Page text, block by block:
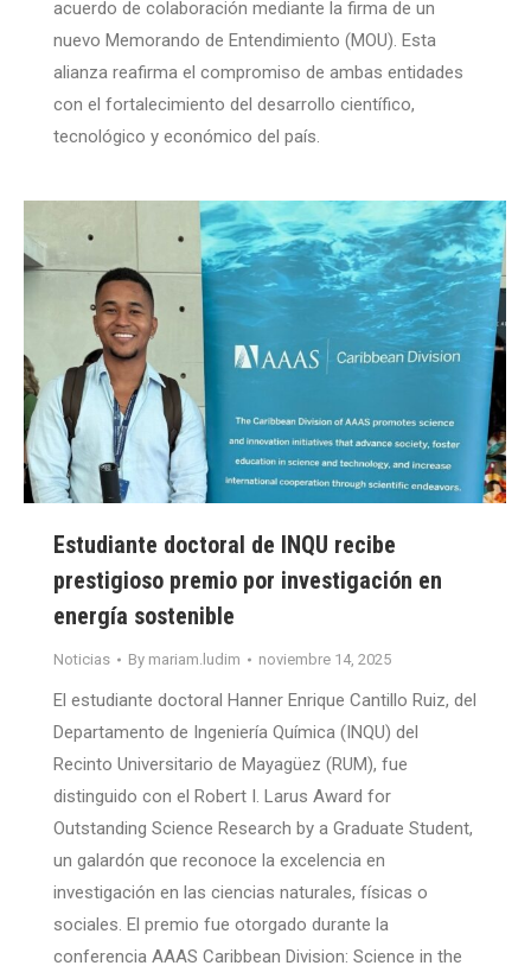
acuerdo de colaboración mediante la firma de un
nuevo Memorando de Entendimiento (MOU). Esta
alianza reafirma el compromiso de ambas entidades
con el fortalecimiento del desarrollo científico,
tecnológico y económico del país.
Estudiante doctoral de INQU recibe
prestigioso premio por investigación en
energía sostenible
Noticias By mariam.ludim noviembre 14, 2025
El estudiante doctoral Hanner Enrique Cantillo Ruiz, del
Departamento de Ingeniería Química (INQU) del
Recinto Universitario de Mayagüez (RUM), fue
distinguido con el Robert I. Larus Award for
Outstanding Science Research by a Graduate Student,
un galardón que reconoce la excelencia en
investigación en las ciencias naturales, físicas o
sociales. El premio fue otorgado durante la
conferencia AAAS Caribbean Division: Science in the